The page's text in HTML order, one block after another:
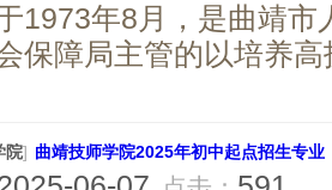
1973年8月，是曲靖市
保障局主管的以培养
院] 曲靖技师学院2025年初中起点招生专业